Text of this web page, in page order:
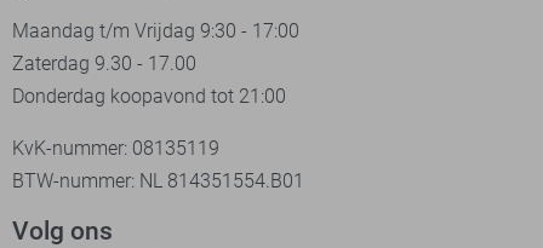
Maandag t/m Vrijdag 9:30 - 17:00
Zaterdag 9.30 - 17.00
Donderdag koopavond tot 21:00
KvK-nummer: 08135119
BTW-nummer: NL 814351554.B01
Volg ons